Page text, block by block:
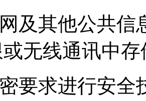
及其他公共
无线通讯中
要求进行安全